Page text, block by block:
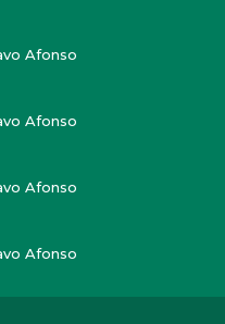
Afonso
Afonso
Afonso
Afonso